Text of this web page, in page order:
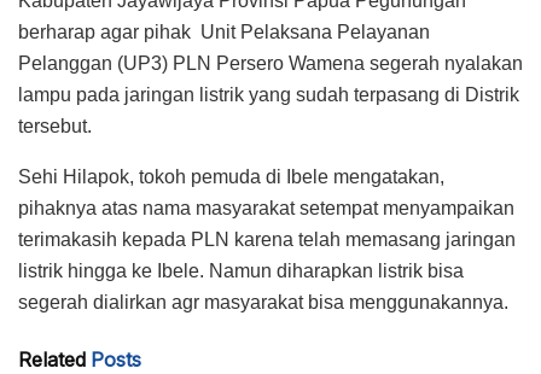
berharap agar pihak Unit Pelaksana Pelayanan
Pelanggan (UP3) PLN Persero Wamena segerah nyalakan
lampu pada jaringan listrik yang sudah terpasang di Distrik
tersebut.
Sehi Hilapok, tokoh pemuda di Ibele mengatakan,
pihaknya atas nama masyarakat setempat menyampaikan
terimakasih kepada PLN karena telah memasang jaringan
listrik hingga ke Ibele. Namun diharapkan listrik bisa
segerah dialirkan agr masyarakat bisa menggunakannya.
Related Posts